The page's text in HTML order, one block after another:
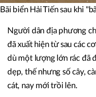
Bãi biển Hải Tiến sau khi
Người dân địa phương
đã xuất hiện từ sau các
dù một lượng lớn rác đã
dẹp, thế nhưng số cây,
cát, nay mới trồi lên.